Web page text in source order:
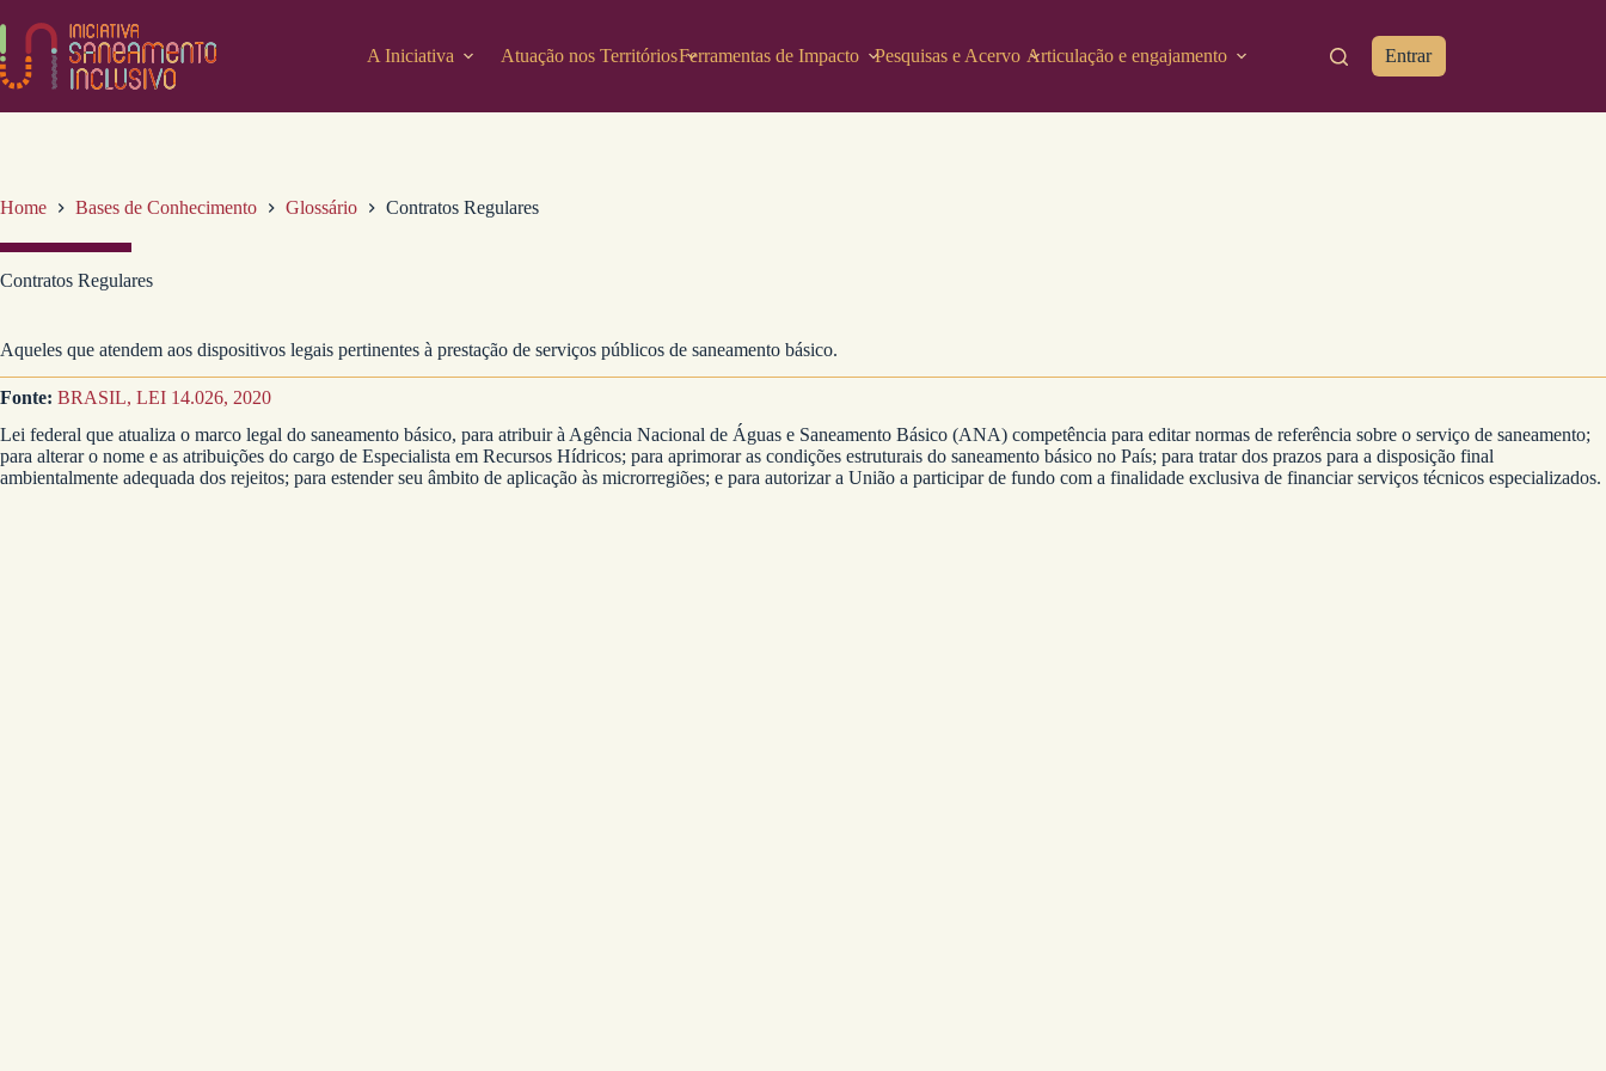
para
o
conteúdo
A Iniciativa Atuação nos TerritóriosFerramentas de Impacto Pesquisas e Acervo Articulação e engajamento Entrar
Home Bases de Conhecimento Glossário Contratos Regulares
Contratos Regulares
Aqueles que atendem aos dispositivos legais pertinentes à prestação de serviços públicos de saneamento básico.
Fonte: BRASIL, LEI 14.026, 2020
Lei federal que atualiza o marco legal do saneamento básico, para atribuir à Agência Nacional de Águas e Saneamento Básico (ANA) competência para editar normas de referência sobre o serviço de saneamento;
para alterar o nome e as atribuições do cargo de Especialista em Recursos Hídricos; para aprimorar as condições estruturais do saneamento básico no País; para tratar dos prazos para a disposição final
ambientalmente adequada dos rejeitos; para estender seu âmbito de aplicação às microrregiões; e para autorizar a União a participar de fundo com a finalidade exclusiva de financiar serviços técnicos especializados.